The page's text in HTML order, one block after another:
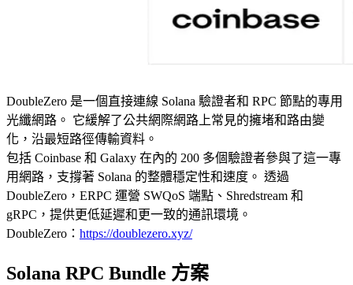
DoubleZero 是一個直接連線 Solana 驗證者和 RPC 節點的專用
光纖網路。 它緩解了公共網際網路上常見的擁堵和路由變
化，沿最短路徑傳輸資料。
包括 Coinbase 和 Galaxy 在內的 200 多個驗證者參與了這一專
用網路，支撐著 Solana 的整體穩定性和速度。 透過
DoubleZero，ERPC 運營 SWQoS 端點、Shredstream 和
gRPC，提供更低延遲和更一致的通訊環境。
DoubleZero： https://doublezero.xyz/
Solana RPC Bundle 方案